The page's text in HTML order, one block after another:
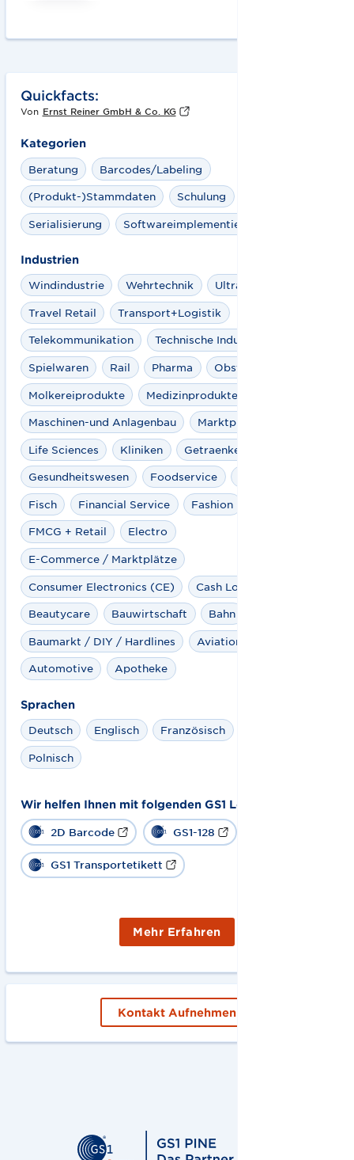
Quickfacts:
Von Ernst Reiner GmbH & Co. KG
Kategorien
Beratung
Barcodes/Labeling
(Produkt-)Stammdaten Schulung
Serialisierung Softwareimplementierung
Industrien
Windindustrie
Wehrtechnik Ultrafrisch
Travel Retail Transport+Logistik
Telekommunikation Technische Industrien
Spielwaren Rail Pharma Obst & Gemüse
Molkereiprodukte Medizinprodukte / Diagnostika
Maschinen-und Anlagenbau Marktplätze
Life Sciences Kliniken Getraenke
Gesundheitswesen Foodservice
Fisch Financial Service Fashion
FMCG + Retail Electro
E-Commerce / Marktplätze
Consumer Electronics (CE) Cash Logistics
Beautycare Bauwirtschaft Bahn
Baumarkt / DIY / Hardlines Aviation
Automotive Apotheke
Sprachen
Deutsch
Englisch Französisch
Polnisch
Wir helfen Ihnen mit folgenden GS1 Lösungen:
2D Barcode GS1-128
GS1 Transportetikett
Mehr Erfahren
Kontakt Aufnehmen